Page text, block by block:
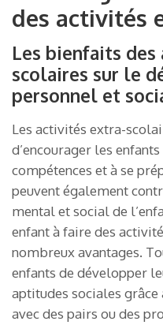
des activités
Les bienfaits
scolaires sur le
personnel et
Les activités extra-
d’encourager les
compétences et à se
peuvent également
mental et social de
enfant à faire des
nombreux avantages.
enfants de développer
aptitudes sociales grâce
avec des pairs ou des